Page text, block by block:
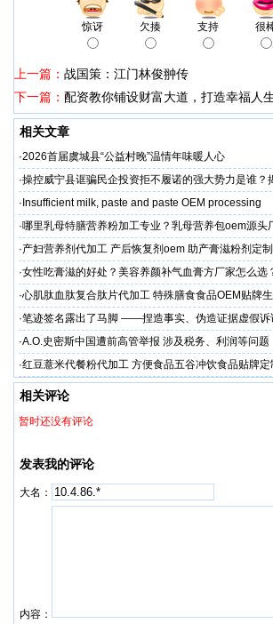
惊讶 欠揍 支持 很
上一篇： 战国策：江门林俊翀传
下一篇： 配资教你铺设财富大道，打造幸福人
相关文章
·2026首届虞城县“公益村晚”温情年味暖人心
·操控威宁县诓骗民企投资拒不履诺的强大势力是谁？
幕后的真相
· Insufficient milk, paste and paste OEM processing
·哪里乳母特膳营养粉加工专业？乳母营养包oem源头
·产妇营养剂代加工 产后恢复剂oem 助产膏滋粉剂定
厂
·女性吃膏滋的好处？美容养颜补气血膏方厂家怎么选
·心肌肽血肽复合肽片代加工 特殊膳食食品OEM贴牌
家
·笔迹签名露出了马脚 ——捏造事实、伪造证据虚假诉
·A.O.史密斯中国遭前高管举报 涉及税务、利润等问题
·红豆薏米代餐粉代加工 方便食品五谷冲饮食品贴牌定
头工厂
相关评论
暂时还没有评论
发表我的评论
大名：
内容：